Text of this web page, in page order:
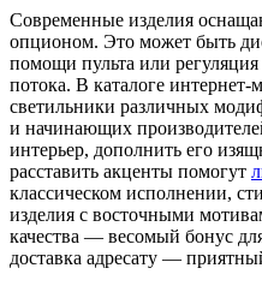
Современные изделия
опционом. Это может быть
помощи пульта или
потока. В каталоге интернет-
светильники различных
и начинающих
интерьер, дополнить его
расставить акценты помогут
классическом исполнении,
изделия с восточными
качества — весомый бонус
доставка адресату —